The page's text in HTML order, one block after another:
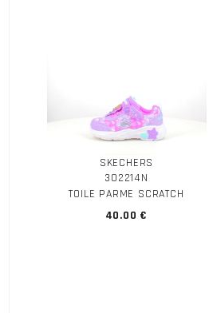
SKECHERS
302214N
TOILE PARME SCRATCH
40.00 €